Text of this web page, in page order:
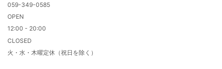
059-349-0585
OPEN
12:00 - 20:00
CLOSED
火・水・木曜定休（祝日を除く）